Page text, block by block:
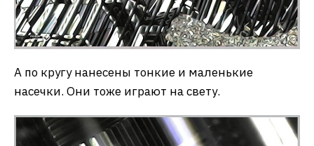
А по кругу нанесены тонкие и маленькие
насечки. Они тоже играют на свету.